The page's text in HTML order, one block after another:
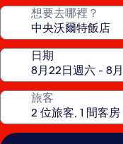
想要去哪裡？
日期
旅客